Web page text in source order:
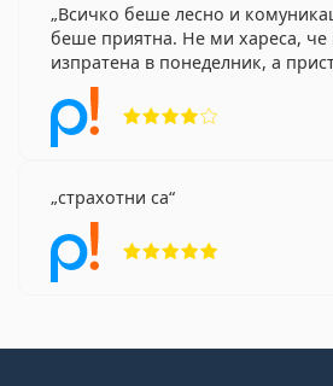
Всичко беше лесно и
беше приятна. Не ми хареса,
изпратена в понеделник, а
страхотни са